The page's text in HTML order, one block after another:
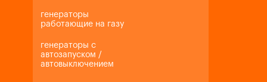
генераторы
работающие на газу
генераторы с
автозапуском /
автовыключением